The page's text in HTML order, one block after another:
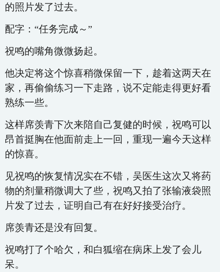
的照片发了过去。
配字：“任务完成～”
祝鸣的嘴角微微扬起。
他决定将这个惊喜稍微保留一下，趁着这两天在
家，再偷偷练习一下走路，说不定能走得更好看
熟练一些。
这样席羡青下次来陪自己复健的时候，祝鸣可以
昂首挺胸在他面前走上一回，重现一遍今天这样
的惊喜。
见祝鸣的恢复情况实在不错，吴医生这次又将药
物的剂量稍微调大了些，祝鸣又拍了张输液袋照
片发了过去，证明自己有在好好接受治疗。
席羡青还是没有回复。
祝鸣打了个哈欠，和白狐缩在病床上发了会儿
呆。